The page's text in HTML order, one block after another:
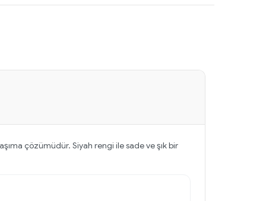
çözümüdür. Siyah rengi ile sade ve şık bir